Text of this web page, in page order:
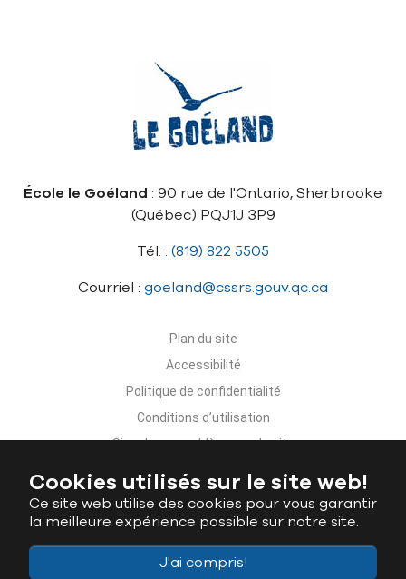
Cookies utilisés sur le site web!
Ce site web utilise des cookies pour vous garantir
la meilleure expérience possible sur notre site.
J'ai compris!
École le Goéland : 90 rue de l'Ontario, Sherbrooke
(Québec) PQJ1J 3P9
Tél. : (819) 822 5505
Courriel : goeland@cssrs.gouv.qc.ca
Plan du site
Accessibilité
Politique de confidentialité
Conditions d’utilisation
Signaler un problème sur le site
Nous joindre
Ministère de l'Éducation du Québec